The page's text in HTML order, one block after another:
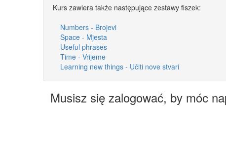
Kurs zawiera także następujące zestawy fiszek:
Numbers - Brojevi
Space - Mjesta
Useful phrases
Time - Vrijeme
Learning new things - Učiti nove stvari
Musisz się zalogować, by móc